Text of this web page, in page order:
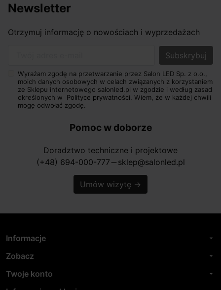
Newsletter
Otrzymuj informację o nowościach i wyprzedażach
Wyrażam zgodę na przetwarzanie przez Salon LED Sp. z o.o.,
moich danych osobowych w celach związanych z korzystaniem
ze Sklepu internetowego salonled.pl w zgodzie i według zasad
określonych w Polityce prywatności. Wiem, że w każdej chwili
mogę odwołać zgodę.
Pomoc w doborze
Doradztwo techniczne i projektowe
(+48) 694-000-777 horizontal_rule sklep@salonled.pl
Umów wizytę →
Informacje arrow_drop_down
Zobacz arrow_drop_down
Twoje konto arrow_drop_down